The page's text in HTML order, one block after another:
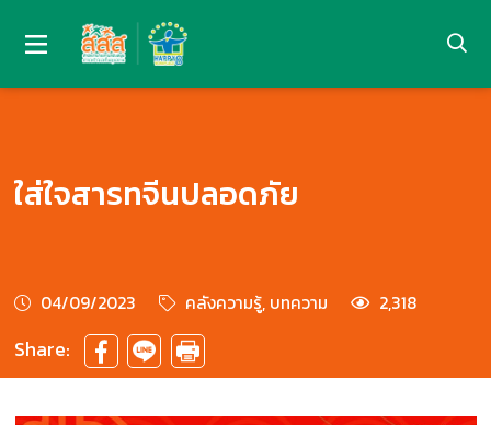
ใส่ใจสารทจีนปลอดภัย
04/09/2023 คลังความรู้, บทความ 2,318
Share: